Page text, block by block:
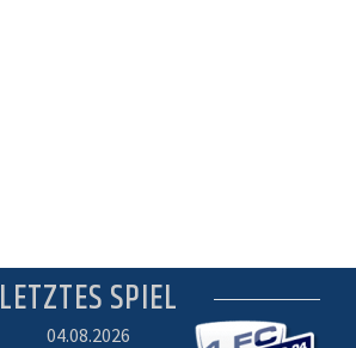
LETZTES SPIEL
04.08.2026